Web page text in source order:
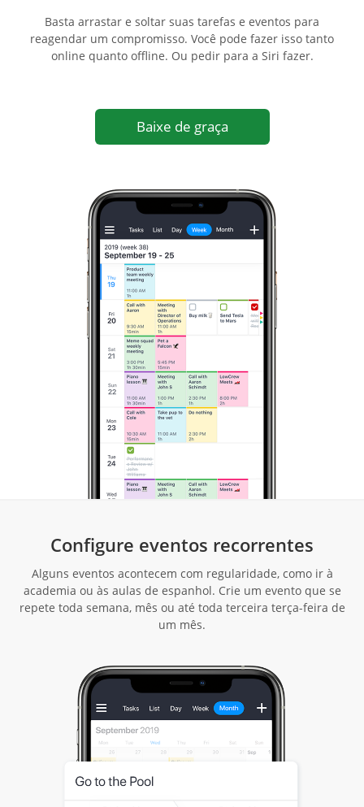
Basta arrastar e soltar suas tarefas e eventos para
reagendar um compromisso. Você pode fazer isso tanto
online quanto offline. Ou pedir para a Siri fazer.
Baixe de graça
Configure eventos recorrentes
Alguns eventos acontecem com regularidade, como ir à
academia ou às aulas de espanhol. Crie um evento que se
repete toda semana, mês ou até toda terceira terça-feira de
um mês.